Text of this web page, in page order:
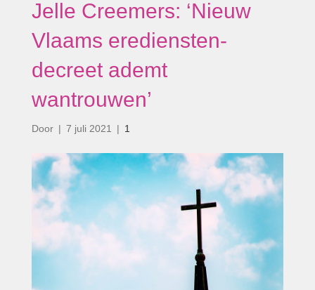
Jelle Creemers: ‘Nieuw
Vlaams erediensten-
decreet ademt
wantrouwen’
Door | 7 juli 2021 | 1